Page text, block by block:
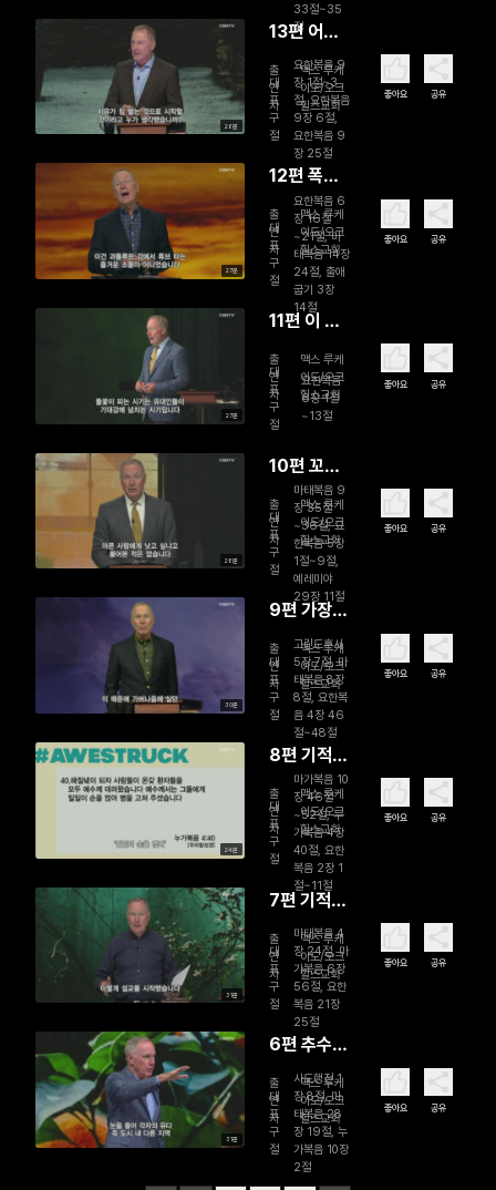
33절~35
절
26분
13편 어둠
에서 빛으
로
출
연
자
맥스 루케
이도/오크
힐스교회
대
표
구
절
요한복음 9
장 1절~3
절, 요한복음
9장 6절,
요한복음 9
장 25절
좋아요 공유
27분
12편 폭풍
속의 주
출
연
자
맥스 루케
이도/오크
힐스교회
대
표
구
절
요한복음 6
장 16절
~21절, 마
태복음 14장
24절, 출애
굽기 3장
14절
좋아요 공유
27분
11편 이 많
출
연
자
맥스 루케
이도/오크
힐스교회
대
표
구
절
요한복음
6장 1절
~13절
좋아요 공유
28분
10편 꼬인
인생 풀기
출
연
자
맥스 루케
이도/오크
힐스교회
대
표
구
절
마태복음 9
장 35절
~36절, 요
한복음 5장
1절~9절,
예레미야
29장 11절
좋아요 공유
30분
9편 가장
긴 여정
출
연
자
맥스 루케
이도/오크
힐스교회
대
표
구
절
고린도후서
5장 7절, 마
태복음 8장
8절, 요한복
음 4장 46
절~48절
좋아요 공유
24분
8편 기적을
위한 무대
출
연
자
맥스 루케
이도/오크
힐스교회
대
표
구
절
마가복음 10
장 46절
~52절, 누
가복음 4장
40절, 요한
복음 2장 1
절~11절
좋아요 공유
31분
7편 기적의
하나님
출
연
자
맥스 루케
이도/오크
힐스교회
대
표
구
절
마태복음 4
장 24절, 마
가복음 6장
56절, 요한
복음 21장
25절
좋아요 공유
31분
6편 추수의
때를 준비
하라
출
연
자
맥스 루케
이도/오크
힐스교회
대
표
구
절
사도행전 1
장 8절, 마
태복음 28
장 19절, 누
가복음 10장
2절
좋아요 공유